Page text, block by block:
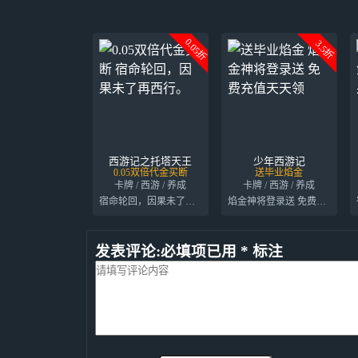
0.05折
西游记之托塔天王
0.05双倍代金买断
卡牌 / 西游 / 养成
宿命轮回，因果未了再西行。
3.5折
少年西游记
送毕业焰金
卡牌 / 西游 / 养成
焰金神将登录送 免费充值天天领
发表评论:必填项已用 * 标注